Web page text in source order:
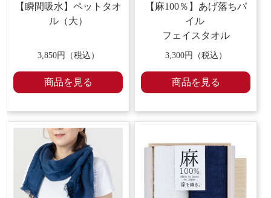
【瞬間吸水】ペットタオ
ル（大）
3,850円（税込）
商品を見る
【麻100％】あげ落ちパ
イル
フェイスタオル
3,300円（税込）
商品を見る